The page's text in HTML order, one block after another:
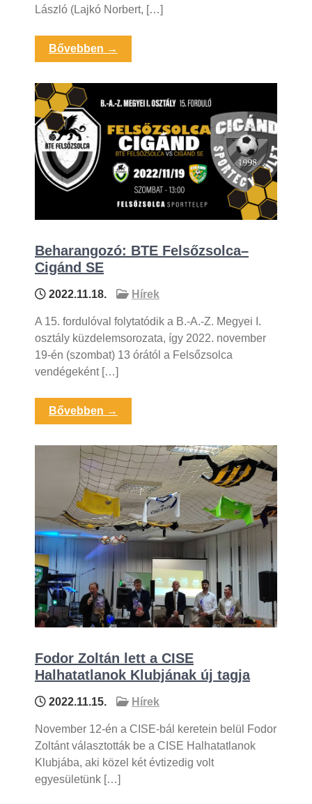
László (Lajkó Norbert, […]
Bővebben →
Beharangozó: BTE Felsőzsolca–
Cigánd SE
2022.11.18. Hírek
A 15. fordulóval folytatódik a B.-A.-Z. Megyei I.
osztály küzdelemsorozata, így 2022. november
19-én (szombat) 13 órától a Felsőzsolca
vendégeként […]
Bővebben →
Fodor Zoltán lett a CISE
Halhatatlanok Klubjának új tagja
2022.11.15. Hírek
November 12-én a CISE-bál keretein belül Fodor
Zoltánt választották be a CISE Halhatatlanok
Klubjába, aki közel két évtizedig volt
egyesületünk […]